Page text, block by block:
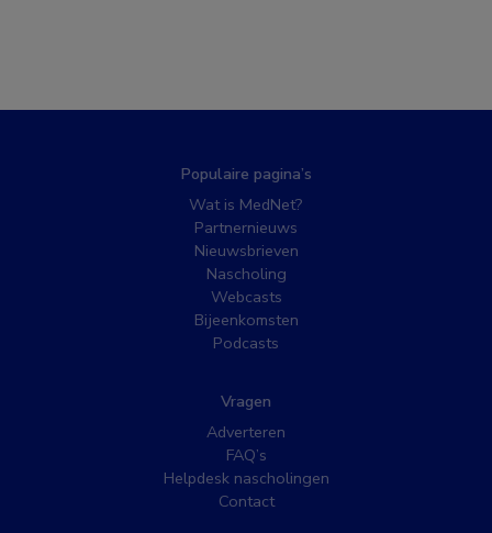
Populaire pagina’s
Wat is MedNet?
Partnernieuws
Nieuwsbrieven
Nascholing
Webcasts
Bijeenkomsten
Podcasts
Vragen
Adverteren
FAQ’s
Helpdesk nascholingen
Contact